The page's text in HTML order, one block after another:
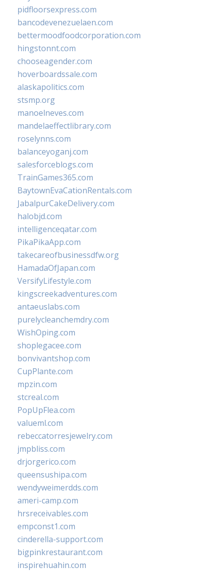
pidfloorsexpress.com
bancodevenezuelaen.com
bettermoodfoodcorporation.com
hingstonnt.com
chooseagender.com
hoverboardssale.com
alaskapolitics.com
stsmp.org
manoelneves.com
mandelaeffectlibrary.com
roselynns.com
balanceyoganj.com
salesforceblogs.com
TrainGames365.com
BaytownEvaCationRentals.com
JabalpurCakeDelivery.com
halobjd.com
intelligenceqatar.com
PikaPikaApp.com
takecareofbusinessdfw.org
HamadaOfJapan.com
VersifyLifestyle.com
kingscreekadventures.com
antaeuslabs.com
purelycleanchemdry.com
WishOping.com
shoplegacee.com
bonvivantshop.com
CupPlante.com
mpzin.com
stcreal.com
PopUpFlea.com
valueml.com
rebeccatorresjewelry.com
jmpbliss.com
drjorgerico.com
queensushipa.com
wendyweimerdds.com
ameri-camp.com
hrsreceivables.com
empconst1.com
cinderella-support.com
bigpinkrestaurant.com
inspirehuahin.com